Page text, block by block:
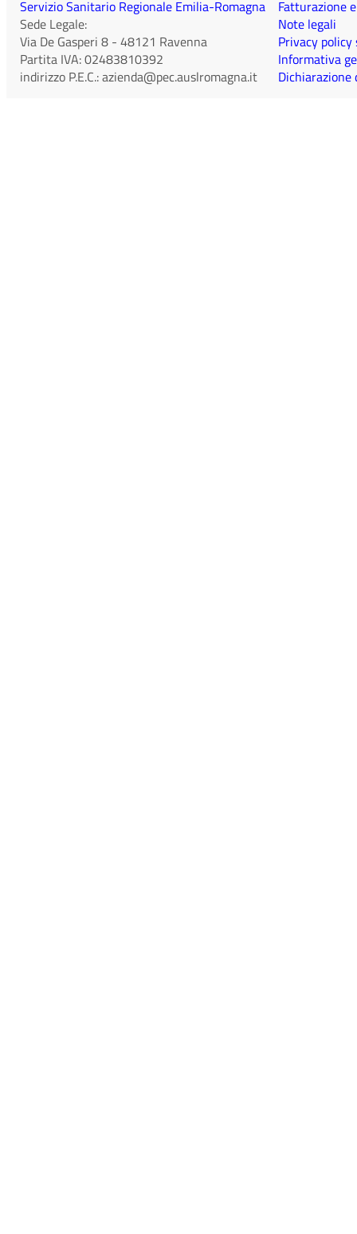
Servizio Sanitario Regionale Emilia-Romagna
Sede Legale:
Via De Gasperi 8 - 48121 Ravenna
Partita IVA:02483810392
indirizzo P.E.C.:azienda@pec.auslromagna.it
Fatturazione
Note legali
Privacy
Informativa
Dichiarazione